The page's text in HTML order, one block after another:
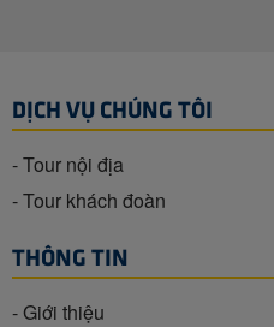
DỊCH VỤ CHÚNG TÔI
- Tour nội địa
- Tour khách đoàn
THÔNG TIN
- Giới thiệu